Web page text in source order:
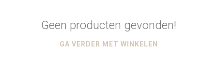
Geen producten gevonden!
GA VERDER MET WINKELEN